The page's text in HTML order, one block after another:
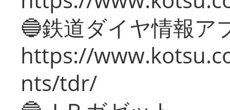
🔵鉄道ダイヤ情報ア
https://
nts/tdr/